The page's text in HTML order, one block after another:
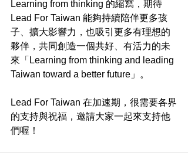
Learning from thinking 的縮寫，期待
Lead For Taiwan 能夠持續陪伴更多孩
子、擴大影響力，也吸引更多有理想的
夥伴，共同創造一個共好、有活力的未
來「Learning from thinking and leading
Taiwan toward a better future」。
Lead For Taiwan 在加速期，很需要各界
的支持與祝福，邀請大家一起來支持他
們喔！